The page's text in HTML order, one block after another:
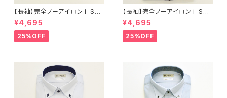
【長袖】完全ノーアイロン i-Shir
t｜ワイシャツ 形態安定 レギュ
ラーシルエット ボタンダウン ド
ビー メンズ ビジネス dhw397
a-bd-91 ラベンダー
¥4,695
25%OFF
【長袖】完全ノーアイロン i-Shir
t｜ワイシャツ 形態安定 レギュ
ラーシルエット ボタンダウン ド
ビー メンズ ビジネス dhw397
a-bd-12 L.グレー
¥4,695
25%OFF